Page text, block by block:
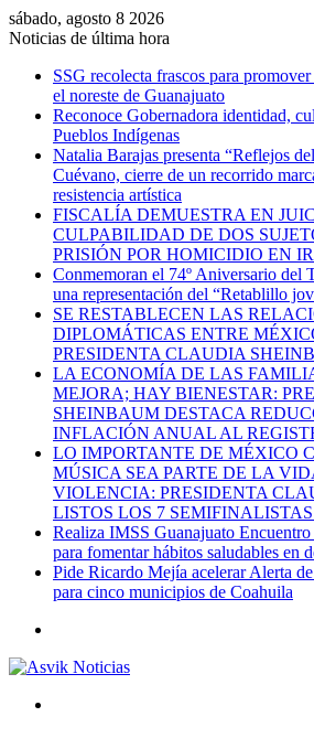
sábado, agosto 8 2026
Noticias de última hora
SSG recolecta frascos para
el noreste de Guanajuato
Reconoce Gobernadora identidad,
Pueblos Indígenas
Natalia Barajas presenta “Reflejos
Cuévano, cierre de un recorrido
resistencia artística
FISCALÍA DEMUESTRA EN
CULPABILIDAD DE DOS
PRISIÓN POR HOMICIDIO EN
Conmemoran el 74º Aniversario del
una representación del “Retablillo
SE RESTABLECEN LAS
DIPLOMÁTICAS ENTRE
PRESIDENTA CLAUDIA
LA ECONOMÍA DE LAS
MEJORA; HAY BIENESTAR:
SHEINBAUM DESTACA
INFLACIÓN ANUAL AL
LO IMPORTANTE DE MÉXICO
MÚSICA SEA PARTE DE LA
VIOLENCIA: PRESIDENTA
LISTOS LOS 7
Realiza IMSS Guanajuato
para fomentar hábitos saludables en
Pide Ricardo Mejía acelerar Alerta
para cinco municipios de Coahuila